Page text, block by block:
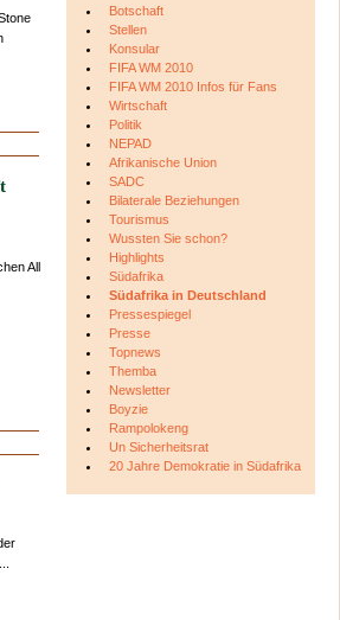
All
Botschaft
Stellen
Konsular
FIFA WM 2010
FIFA WM 2010 Infos für Fans
Wirtschaft
Politik
NEPAD
Afrikanische Union
SADC
Bilaterale Beziehungen
Tourismus
Wussten Sie schon?
Highlights
Südafrika
Südafrika in Deutschland
Pressespiegel
Presse
Topnews
Themba
Newsletter
Boyzie
Rampolokeng
Un Sicherheitsrat
20 Jahre Demokratie in Südafrika